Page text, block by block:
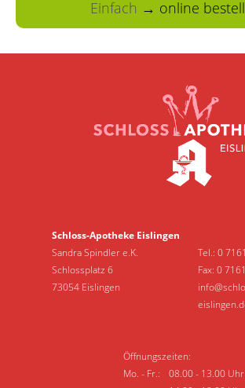
Einfach → online
Schloss-Apotheke Eislingen
Sandra Spindler e.K.
Schlossplatz 6
73054 Eislingen
Tel.: 0
Fax: 0
Öffnungszeiten:
Mo. - Fr.:
08.00 - 13.00 Uhr